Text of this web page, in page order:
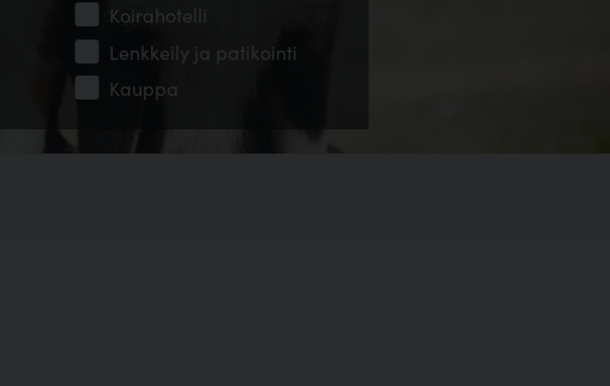
Koirahotelli
Lenkkeily ja patikointi
Kauppa